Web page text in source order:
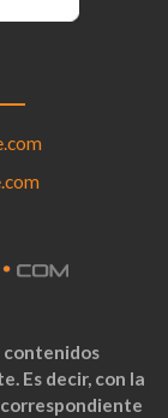
Es decir, con la